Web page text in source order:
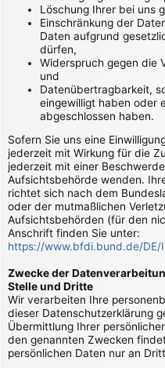
Löschung Ihrer bei uns
Einschränkung der
Daten aufgrund
dürfen,
Widerspruch gegen die
und
Datenübertragbarkeit,
eingewilligt haben oder
abgeschlossen haben.
Sofern Sie uns eine
jederzeit mit Wirkung für die
jederzeit mit einer
Aufsichtsbehörde wenden.
richtet sich nach dem
oder der mutmaßlichen
Aufsichtsbehörden (für den
Anschrift finden Sie unter:
https://www.bfdi.bund.de/DE/
Zwecke der
Stelle und Dritte
Wir verarbeiten Ihre
dieser Datenschutzerklärung
Übermittlung Ihrer
den genannten Zwecken
persönlichen Daten nur an